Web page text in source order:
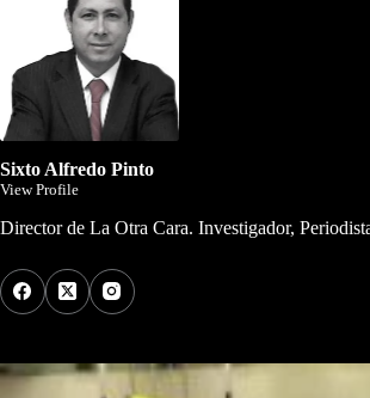
Sixto Alfredo Pinto
View Profile
Director de La Otra Cara. Investigador,